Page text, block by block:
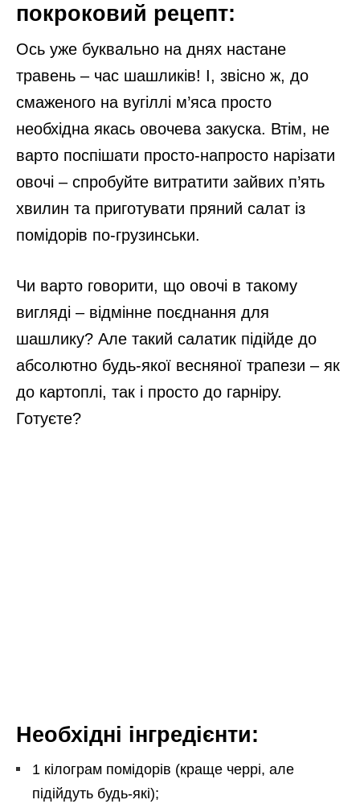
покроковий рецепт:
Ось уже буквально на днях настане
травень – час шашликів! І, звісно ж, до
смаженого на вугіллі м’яса просто
необхідна якась овочева закуска. Втім, не
варто поспішати просто-напросто нарізати
овочі – спробуйте витратити зайвих п’ять
хвилин та приготувати пряний салат із
помідорів по-грузинськи.
Чи варто говорити, що овочі в такому
вигляді – відмінне поєднання для
шашлику? Але такий салатик підійде до
абсолютно будь-якої весняної трапези – як
до картоплі, так і просто до гарніру.
Готуєте?
Необхідні інгредієнти:
1 кілограм помідорів (краще черрі, але
підійдуть будь-які);